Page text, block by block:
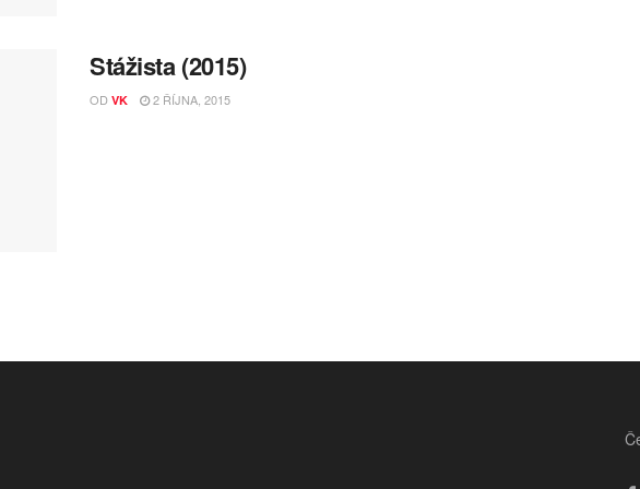
Stážista (2015)
OD VK 2 ŘÍJNA, 2015